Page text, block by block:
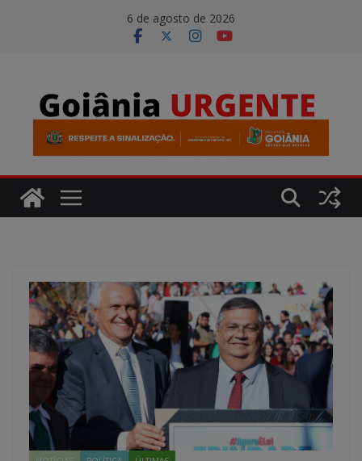
6 de agosto de 2026
modal-check